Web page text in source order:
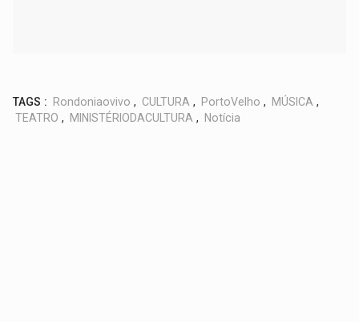
TAGS : Rondoniaovivo , CULTURA , PortoVelho , MÚSICA ,
TEATRO , MINISTÉRIODACULTURA , Notícia